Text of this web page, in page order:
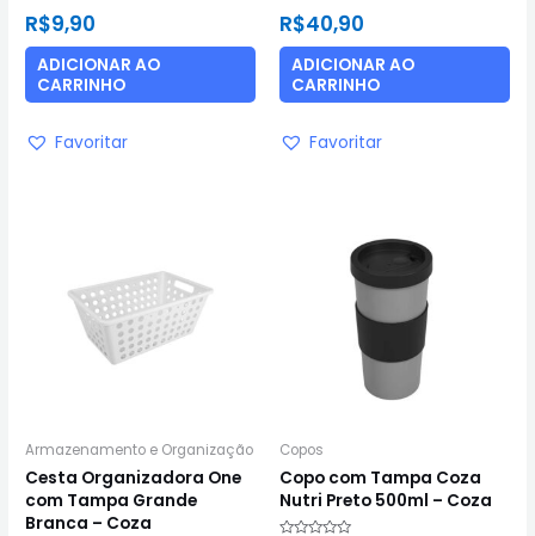
0
5
R$9,90
ADICIONAR AO
CARRINHO
Favoritar
0
5
R$40,90
ADICIONAR AO
CARRINHO
Favoritar
Armazenamento e Organização
Cesta Organizadora One
com Tampa Grande
Branca – Coza
Copos
Copo com Tampa Coza
Nutri Preto 500ml – Coza